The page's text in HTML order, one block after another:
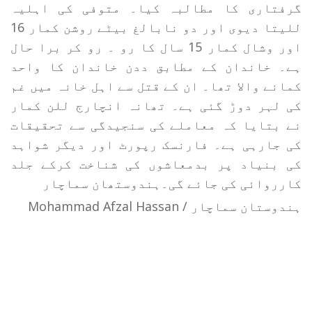
گرفتاری کا مطالبہ کیا۔ متوفی کی اہلیہ
للیتا دیوی اور دو نابالغ بیٹے روشن کمار 16
اور وشال کمار 15 سال کا رو ۔ رو کر برا حال
ہے۔ خاندان کے مطابق ددن خاندان کا واحد
کمانے والا تھا۔ ان کے قتل سے اہل خانہ میں غم
کی لہر دوڑ گئی ہے۔ تھانہ انچارج للن کمار
نے بتایا کہ معاملے کی سنجیدگی سے تحقیقات
کی جارہی ہے۔ فارنسک رپورٹ اور دیگر شواہد
کی بنیاد پر بدمعاشوں کی شناخت کرکے جلد
کارروائی کی جائے گی۔ہندوستھان سماچار
ہندوستان سماچار / Mohammad Afzal Hassan